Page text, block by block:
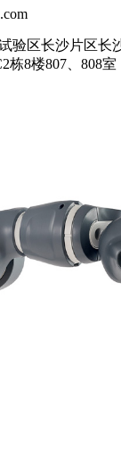
验区长沙片区长
栋8楼807、808室